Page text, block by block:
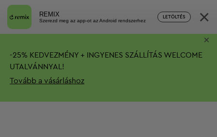
REMIX
Szerezd meg az app-ot az Android rendszerhez
LETÖLTÉS ×
-25% KEDVEZMÉNY + INGYENES SZÁLLÍTÁS WELCOME
UTALVÁNNYAL!
Tovább a vásárláshoz
×